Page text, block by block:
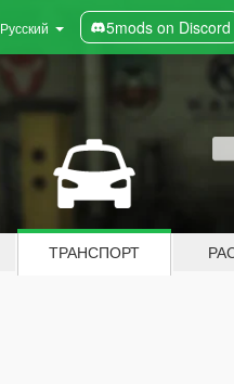
Русский 5mods on Discord
ТРАНСПОРТ